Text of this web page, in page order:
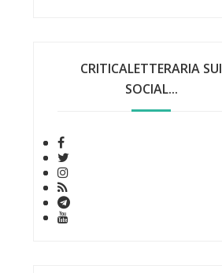
CRITICALETTERARIA SUI
SOCIAL...